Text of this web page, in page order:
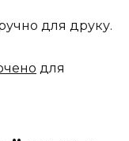
для друку.
для